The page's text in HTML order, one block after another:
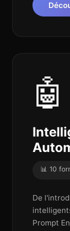
🤖
📊 10
De
Prompt